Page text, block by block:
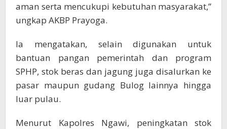
aman serta mencukupi kebutuhan masyarakat,”
ungkap AKBP Prayoga.
Ia mengatakan, selain digunakan untuk
bantuan pangan pemerintah dan program
SPHP, stok beras dan jagung juga disalurkan ke
pasar maupun gudang Bulog lainnya hingga
luar pulau.
Menurut Kapolres Ngawi, peningkatan stok